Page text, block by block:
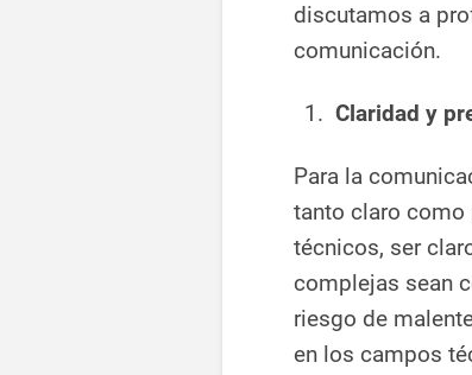
discutamos a
comunicación.
Claridad y
Para la
tanto claro como
técnicos, ser
complejas sean
riesgo de
en los campos